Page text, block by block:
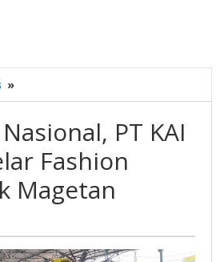
»
Batik
PT
Daop
7
Gelar
Show
Batik
PT KAI
Fashion
Magetan